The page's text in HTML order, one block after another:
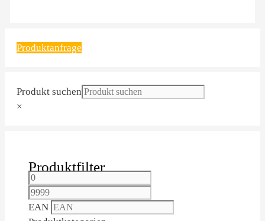
Produktanfrage
Produkt suchen
×
Produktfilter
EAN